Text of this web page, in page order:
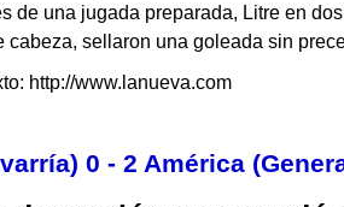
de una jugada preparada, Litre en
cabeza, sellaron una goleada sin
http://www.lanueva.com
0 - 2 América